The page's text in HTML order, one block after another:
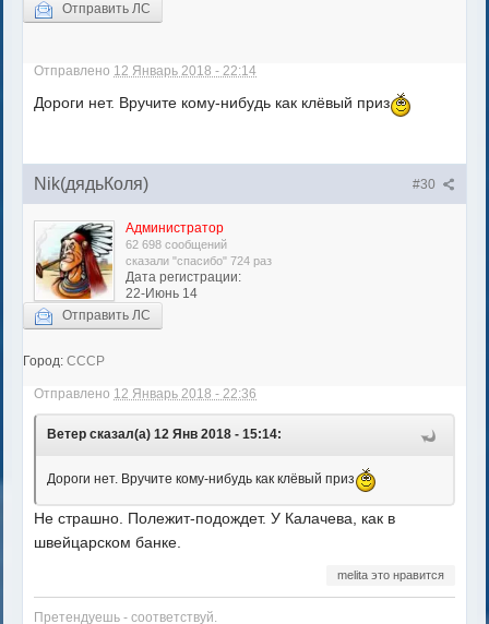
Отправить ЛС
Отправлено 12 Январь 2018 - 22:14
Дороги нет. Вручите кому-нибудь как клёвый приз
#30
Nik(дядьКоля)
Администратор
62 698 сообщений
сказали "спасибо" 724 раз
Дата регистрации:
22-Июнь 14
Отправить ЛС
Город: СССР
Отправлено 12 Январь 2018 - 22:36
Ветер сказал(а) 12 Янв 2018 - 15:14:
Дороги нет. Вручите кому-нибудь как клёвый приз
Не страшно. Полежит-подождет. У Калачева, как в
швейцарском банке.
melita это нравится
Претендуешь - соответствуй.